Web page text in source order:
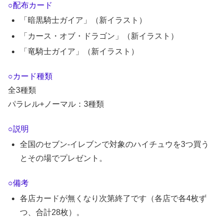
○配布カード
「暗黒騎士ガイア」（新イラスト）
「カース・オブ・ドラゴン」（新イラスト）
「竜騎士ガイア」（新イラスト）
○カード種類
全3種類
パラレル+ノーマル：3種類
○説明
全国のセブン-イレブンで対象のハイチュウを3つ買う
とその場でプレゼント。
○備考
各店カードが無くなり次第終了です（各店で各4枚ず
つ、合計28枚）。